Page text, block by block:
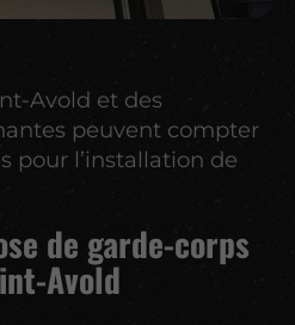
Avold et des
peuvent compter
pour l’installation de
de garde-corps
Avold